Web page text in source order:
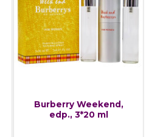
Burberry Weekend,
edp., 3*20 ml